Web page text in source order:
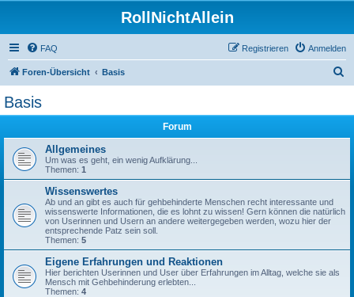
RollNichtAllein
FAQ Anmelden
Registrieren
Foren-Übersicht Basis
Basis
Forum
Allgemeines
Um was es geht, ein wenig Aufklärung...
Themen: 1
Wissenswertes
Ab und an gibt es auch für gehbehinderte Menschen recht interessante und
wissenswerte Informationen, die es lohnt zu wissen! Gern können die natürlich
von Userinnen und Usern an andere weitergegeben werden, wozu hier der
entsprechende Patz sein soll.
Themen: 5
Eigene Erfahrungen und Reaktionen
Hier berichten Userinnen und User über Erfahrungen im Alltag, welche sie als
Mensch mit Gehbehinderung erlebten...
Themen: 4